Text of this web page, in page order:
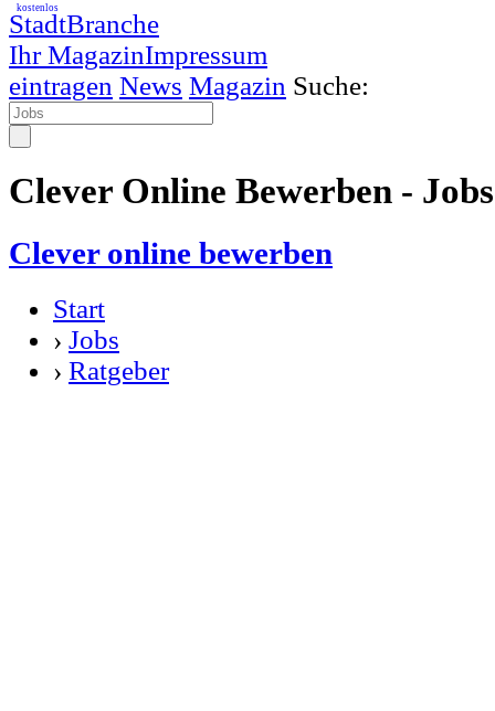
StadtBranche
Ihr MagazinImpressum
kostenlos
eintragen News Magazin Suche:
Clever Online Bewerben - Jobs
Clever online bewerben
Start
› Jobs
› Ratgeber